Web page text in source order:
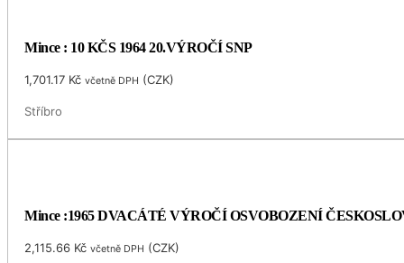
Mince : 10 KČS 1964 20.VÝROČÍ SNP
1,701.17 Kč včetně DPH (CZK)
Stříbro
Mince :1965 DVACÁTÉ VÝROČÍ OSVOBOZENÍ
2,115.66 Kč včetně DPH (CZK)